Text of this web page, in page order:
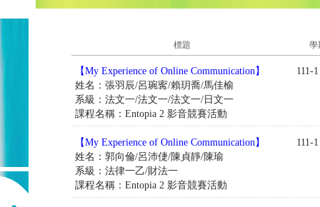
標題 學
【My Experience of Online Communication】
姓名：張羽辰/呂琬寗/賴玥喬/馬佳榆
系級：法文一/法文一/法文一/日文一
課程名稱：Entopia 2 影音競賽活動
111-1
【My Experience of Online Communication】
姓名：郭向倫/呂沛倢/陳貞靜/陳瑜
系級：法律一乙/財法一
課程名稱：Entopia 2 影音競賽活動
111-1